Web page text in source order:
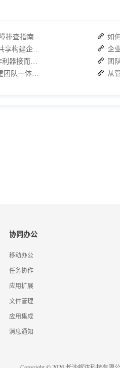
麒麟 V10 环境接而连语音功能故障排查指南：快速恢复高效协作
打破信息孤岛：接而连以协同 + 共享构建企业高效办公生态
企业内部办公 IM 合集：高效协作利器接而连领衔推荐
破局跨部门协作：接而连如何构建团队一体化运行新格局
协同办公
移动办公
任务协作
应用扩展
文件管理
应用集成
消息通知